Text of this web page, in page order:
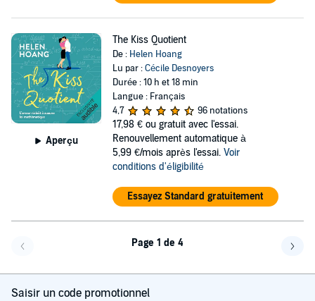
Aperçu
The Kiss Quotient
De : Helen Hoang
Lu par :Cécile Desnoyers
Durée : 10 h et 18 min
Langue : Français
4,7
96 notations
17,98 € ou gratuit avec l'essai.
Renouvellement automatique à
5,99 €/mois après l'essai. Voir
conditions d'éligibilité
Essayez Standard gratuitement
Page 1 de 4
Saisir un code promotionnel